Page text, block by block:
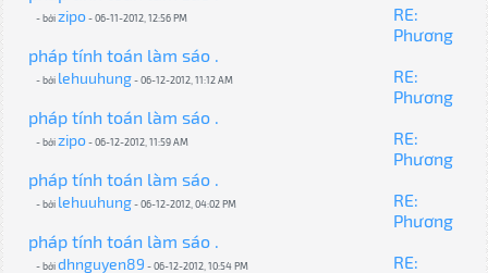
- bởizipo- 06-11-2012, 12:56 PM
RE:
Phương
pháp tính toán làm sáo .
- bởi lehuuhung- 06-12-2012, 11:12 AM
RE:
Phương
pháp tính toán làm sáo .
- bởizipo- 06-12-2012, 11:59 AM
RE:
Phương
pháp tính toán làm sáo .
- bởi lehuuhung- 06-12-2012, 04:02 PM
RE:
Phương
pháp tính toán làm sáo .
- bởidhnguyen89 - 06-12-2012, 10:54 PM
RE: